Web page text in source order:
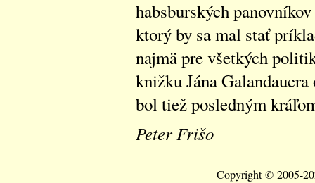
habsburských
ktorý by sa mal stať
najmä pre všetkých
knižku Jána
bol tiež posledným
Peter Frišo
Copyright © 2005-